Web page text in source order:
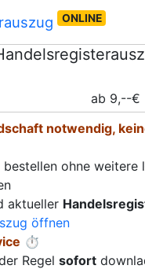
ONLINE
ab 9,--€
notwendig,
ohne weitere
aktueller
öffnen
⏱️
Regel sofort